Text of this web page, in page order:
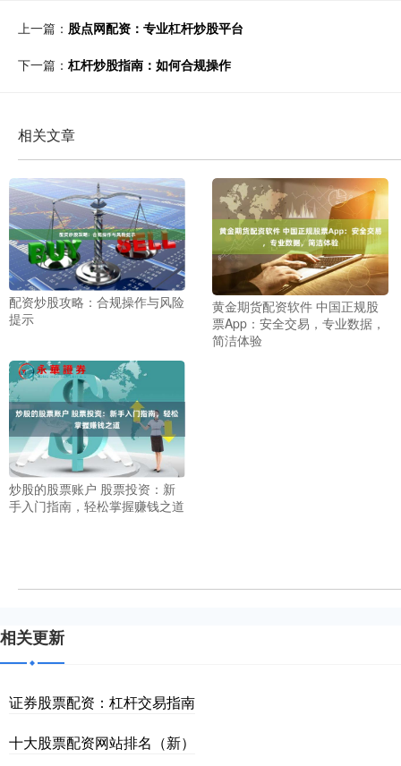
上一篇： 股点网配资：专业杠杆炒股平台
下一篇： 杠杆炒股指南：如何合规操作
相关文章
配资炒股攻略：合规操作与风险
提示
黄金期货配资软件 中国正规股
票App：安全交易，专业数据，
简洁体验
炒股的股票账户 股票投资：新
手入门指南，轻松掌握赚钱之道
相关更新
证券股票配资：杠杆交易指南
十大股票配资网站排名（新）